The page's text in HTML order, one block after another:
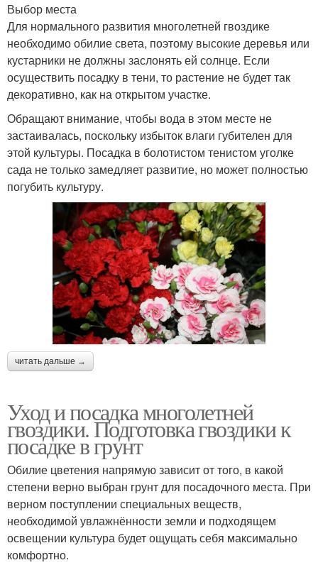
Выбор места
Для нормального развития многолетней гвоздике
необходимо обилие света, поэтому высокие деревья или
кустарники не должны заслонять ей солнце. Если
осуществить посадку в тени, то растение не будет так
декоративно, как на открытом участке.
Обращают внимание, чтобы вода в этом месте не
застаивалась, поскольку избыток влаги губителен для
этой культуры. Посадка в болотистом тенистом уголке
сада не только замедляет развитие, но может полностью
погубить культуру.
читать дальше →
Уход и посадка многолетней
гвоздики. Подготовка гвоздики к
посадке в грунт
Обилие цветения напрямую зависит от того, в какой
степени верно выбран грунт для посадочного места. При
верном поступлении специальных веществ,
необходимой увлажнённости земли и подходящем
освещении культура будет ощущать себя максимально
комфортно.